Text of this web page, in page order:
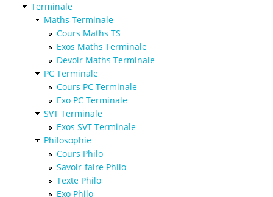
Terminale
Maths Terminale
Cours Maths TS
Exos Maths Terminale
Devoir Maths Terminale
PC Terminale
Cours PC Terminale
Exo PC Terminale
SVT Terminale
Exos SVT Terminale
Philosophie
Cours Philo
Savoir-faire Philo
Texte Philo
Exo Philo